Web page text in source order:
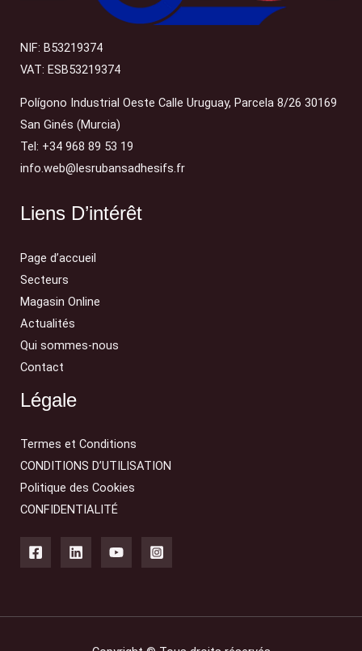
NIF: B53219374
VAT: ESB53219374
Polígono Industrial Oeste Calle Uruguay, Parcela 8/26 30169
San Ginés (Murcia)
Tel: +34 968 89 53 19
info.web@lesrubansadhesifs.fr
Liens D’intérêt
Page d’accueil
Secteurs
Magasin Online
Actualités
Qui sommes-nous
Contact
Légale
Termes et Conditions
CONDITIONS D’UTILISATION
Politique des Cookies
CONFIDENTIALITÉ